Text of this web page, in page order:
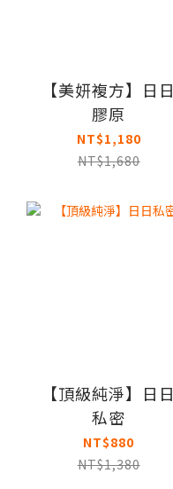
【美妍複方】日日
膠原
NT$1,180
NT$1,680
【頂級純淨】日日
私密
NT$880
NT$1,380